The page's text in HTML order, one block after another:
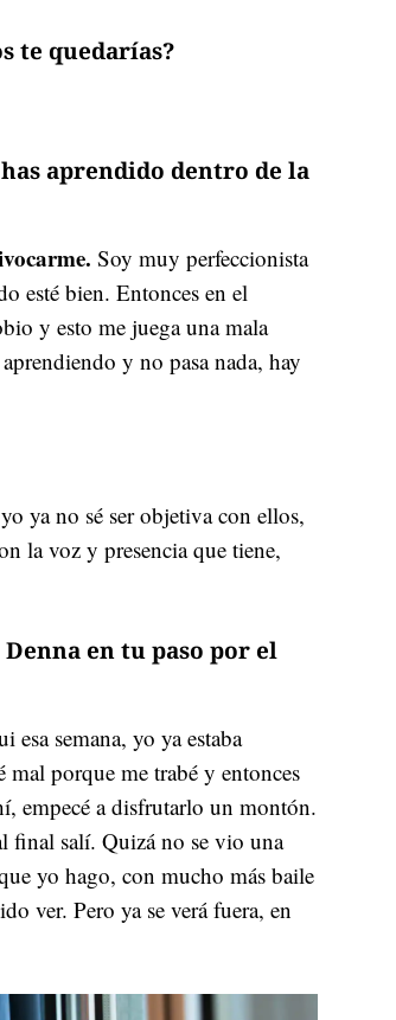
te quedarías?
aprendido dentro de la
Soy muy perfeccionista
esté bien. Entonces en el
y esto me juega una mala
y no pasa nada, hay
ya no sé ser objetiva con ellos,
la voz y presencia que tiene,
en tu paso por el
semana, yo ya estaba
mal porque me trabé y entonces
empecé a disfrutarlo un montón.
final salí. Quizá no se vio una
yo hago, con mucho más baile
ver. Pero ya se verá fuera, en